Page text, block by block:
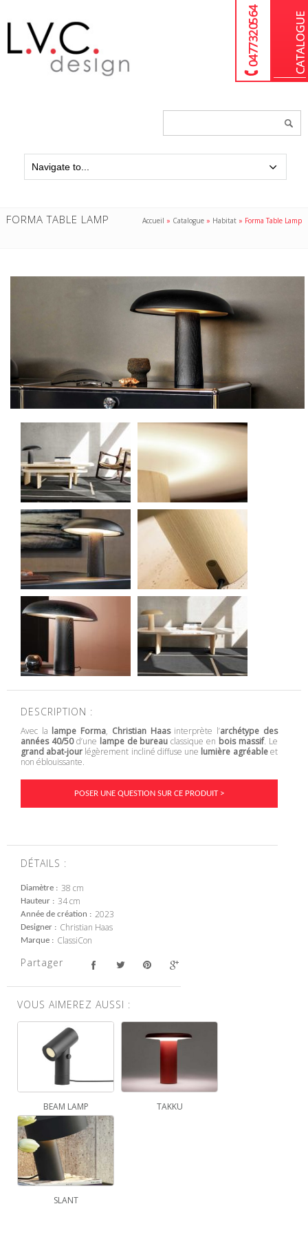
04 77 32 05 64
FORMA TABLE LAMP Accueil » Catalogue » Habitat » Forma Table Lamp
DESCRIPTION :
Avec la lampe Forma, Christian Haasinterprète l’archétype des
années 40/50d’une lampe de bureau classique en bois massif. Le
grand abat-jour légèrement incliné diffuse une lumière agréableet
non éblouissante.
POSER UNE QUESTION SUR CE PRODUIT >
DÉTAILS :
Diamètre 38 cm
Hauteur 34 cm
Année de création 2023
Designer Christian Haas
Marque ClassiCon
Partager
VOUS AIMEREZ AUSSI :
BEAM LAMP TAKKU
SLANT